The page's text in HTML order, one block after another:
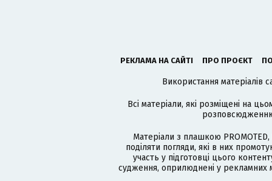
РЕКЛАМА НА САЙТІ ПРО ПРОЄКТ
Використання матеріалів
Всі матеріали, які розміщені на
розповсюдженню
Матеріали з плашкою
поділяти погляди, які в них
участь у підготовці цього
судження, оприлюднені у рекламних